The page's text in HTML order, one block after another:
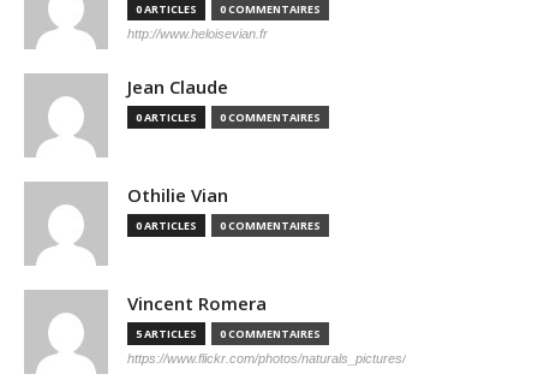
0 ARTICLES 0 COMMENTAIRES
http://www.heloisevian.fr
Jean Claude
0 ARTICLES 0 COMMENTAIRES
Othilie Vian
0 ARTICLES 0 COMMENTAIRES
Vincent Romera
5 ARTICLES 0 COMMENTAIRES
https://www.flickr.com/photos/naturals_pictures/